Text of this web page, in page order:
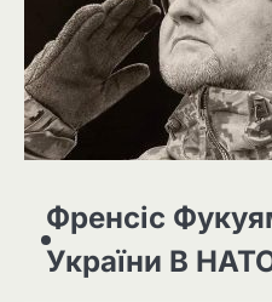
Френсіс
України В